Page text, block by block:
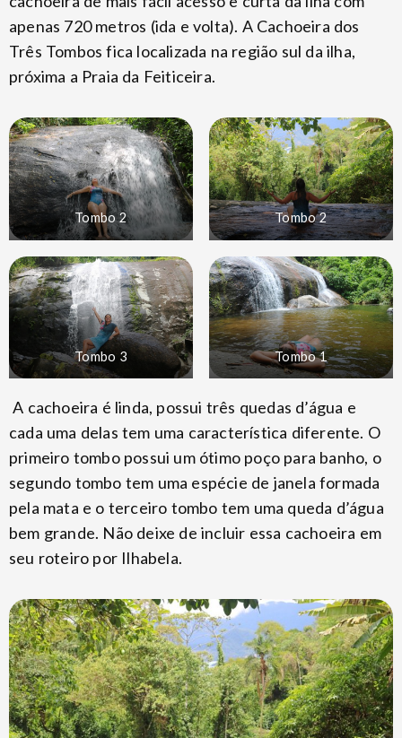
apenas 720 metros (ida e volta). A Cachoeira dos
Três Tombos fica localizada na região sul da ilha,
próxima a Praia da Feiticeira.
Tombo 2 Tombo 2
Tombo 3 Tombo 1
A cachoeira é linda, possui três quedas d’água e
cada uma delas tem uma característica diferente. O
primeiro tombo possui um ótimo poço para banho, o
segundo tombo tem uma espécie de janela formada
pela mata e o terceiro tombo tem uma queda d’água
bem grande. Não deixe de incluir essa cachoeira em
seu roteiro por Ilhabela.